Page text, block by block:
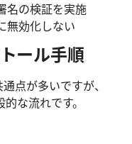
名の検証を実施
無効化しない
ール手順
点が多いですが、
な流れです。